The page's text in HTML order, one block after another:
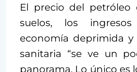
El precio del petróleo
suelos, los
economía deprimida y
sanitaria “se ve un
panorama. Lo único es